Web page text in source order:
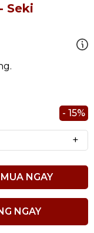
Seki
- 15%
+
MUA NGAY
NGAY